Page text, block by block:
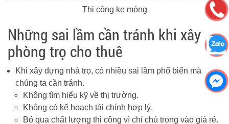
Thi công ke móng
Những sai lầm cần tránh khi xây
phòng trọ cho thuê
Khi xây dựng nhà trọ, có nhiều sai lầm phổ biến mà
chúng ta cần tránh.
Không tìm hiểu kỹ về thị trường.
Không có kế hoạch tài chính hợp lý.
Bỏ qua chất lượng thi công vì chỉ chú trọng vào giá rẻ.